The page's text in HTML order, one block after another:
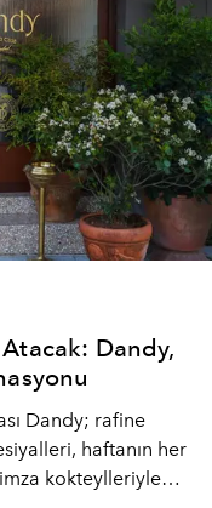
deneyim sunuyor.
Dandy,
Dandy; rafine
haftanın her
kokteylleriyle